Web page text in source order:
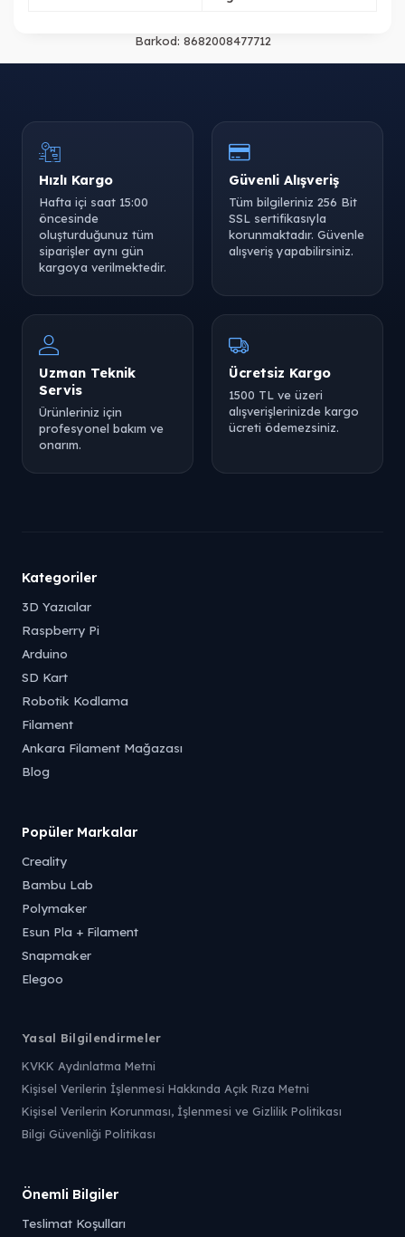
Barkod: 8682008477712
Hızlı Kargo
Hafta içi saat 15:00
öncesinde
oluşturduğunuz tüm
siparişler aynı gün
kargoya verilmektedir.
Güvenli Alışveriş
Tüm bilgileriniz 256 Bit
SSL sertifikasıyla
korunmaktadır. Güvenle
alışveriş yapabilirsiniz.
Uzman Teknik
Servis
Ürünleriniz için
profesyonel bakım ve
onarım.
Ücretsiz Kargo
1500 TL ve üzeri
alışverişlerinizde kargo
ücreti ödemezsiniz.
Kategoriler
3D Yazıcılar
Raspberry Pi
Arduino
SD Kart
Robotik Kodlama
Filament
Ankara Filament Mağazası
Blog
Popüler Markalar
Creality
Bambu Lab
Polymaker
Esun Pla + Filament
Snapmaker
Elegoo
Yasal Bilgilendirmeler
KVKK Aydınlatma Metni
Kişisel Verilerin İşlenmesi Hakkında Açık Rıza Metni
Kişisel Verilerin Korunması, İşlenmesi ve Gizlilik Politikası
Bilgi Güvenliği Politikası
Önemli Bilgiler
Teslimat Koşulları